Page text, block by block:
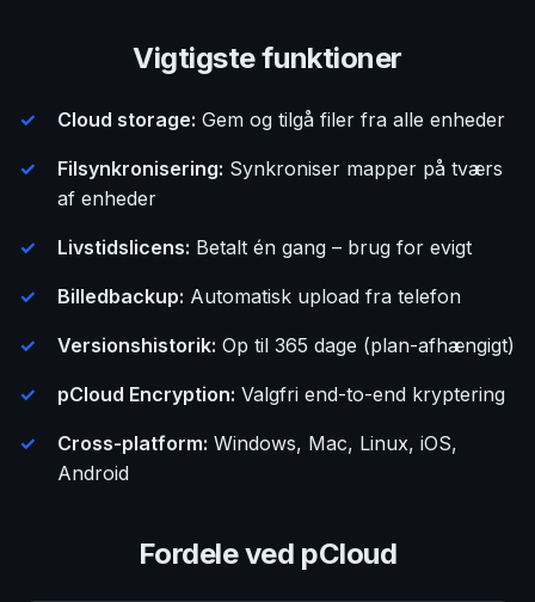
Vigtigste funktioner
Cloud storage: Gem og tilgå filer fra alle enheder
Filsynkronisering: Synkroniser mapper på tværs
af enheder
Livstidslicens: Betalt én gang – brug for evigt
Billedbackup: Automatisk upload fra telefon
Versionshistorik: Op til 365 dage (plan-afhængigt)
pCloud Encryption: Valgfri end-to-end kryptering
Cross-platform: Windows, Mac, Linux, iOS,
Android
Fordele ved pCloud